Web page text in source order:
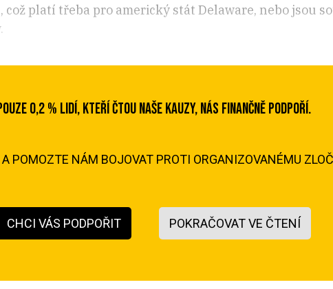
platí třeba pro americký stát Delaware, nebo jsou
0,2 % LIDÍ, KTEŘÍ ČTOU NAŠE KAUZY, NÁS FINANČNĚ PODPOŘÍ.
POMOZTE NÁM BOJOVAT PROTI ORGANIZOVANÉMU
CHCI VÁS PODPOŘIT POKRAČOVAT VE ČTENÍ